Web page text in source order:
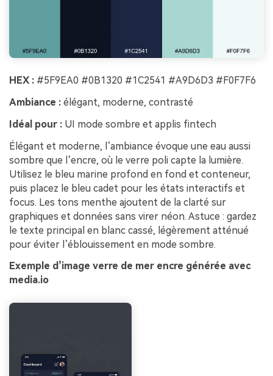
HEX : #5F9EA0 #0B1320 #1C2541 #A9D6D3 #F0F7F6
Ambiance : élégant, moderne, contrasté
Idéal pour : UI mode sombre et applis fintech
Élégant et moderne, l’ambiance évoque une eau aussi
sombre que l’encre, où le verre poli capte la lumière.
Utilisez le bleu marine profond en fond et conteneur,
puis placez le bleu cadet pour les états interactifs et
focus. Les tons menthe ajoutent de la clarté sur
graphiques et données sans virer néon. Astuce : gardez
le texte principal en blanc cassé, légèrement atténué
pour éviter l’éblouissement en mode sombre.
Exemple d’image verre de mer encre générée avec
media.io